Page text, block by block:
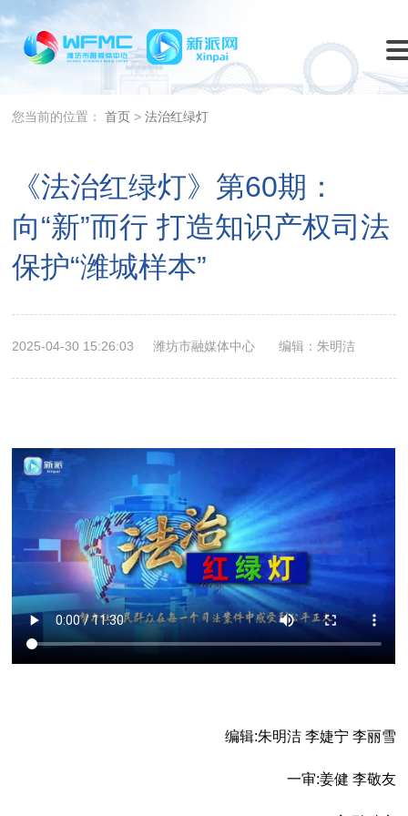
您当前的位置：首页 >法治红绿灯
《法治红绿灯》第60期：
向“新”而行 打造知识产权司法
保护“潍城样本”
2025-04-30 15:26:03 潍坊市融媒体中心 编辑：朱明洁
编辑:朱明洁 李婕宁 李丽雪
一审:姜健 李敬友